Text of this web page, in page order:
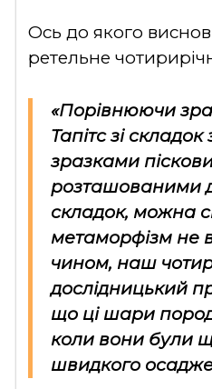
Ось до якого
ретельне
«Порівнюючи
Тапітс зі
зразками
розташованими
складок, можна
метаморфізм не
чином, наш
дослідницький
що ці шари
коли вони були
швидкого